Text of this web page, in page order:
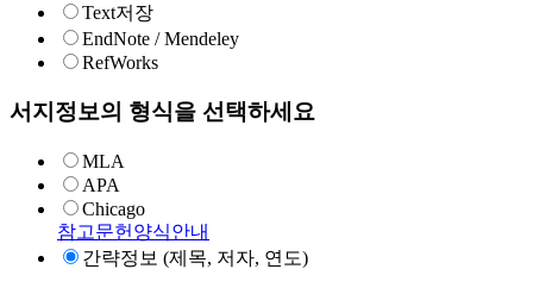
Text저장
EndNote / Mendeley
RefWorks
서지정보의 형식을 선택하세요
MLA
APA
Chicago
참고문헌양식안내
간략정보 (제목, 저자, 연도)